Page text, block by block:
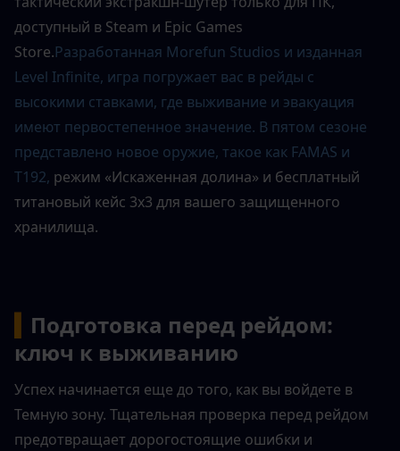
доступный в Steam и Epic Games
Store.Разработанная Morefun Studios и изданная
Level Infinite, игра погружает вас в рейды с
высокими ставками, где выживание и эвакуация
имеют первостепенное значение. В пятом сезоне
представлено новое оружие, такое как FAMAS и
T192, режим «Искаженная долина» и бесплатный
титановый кейс 3x3 для вашего защищенного
хранилища.
Подготовка перед рейдом:
ключ к выживанию
Успех начинается еще до того, как вы войдете в
Темную зону. Тщательная проверка перед рейдом
предотвращает дорогостоящие ошибки и